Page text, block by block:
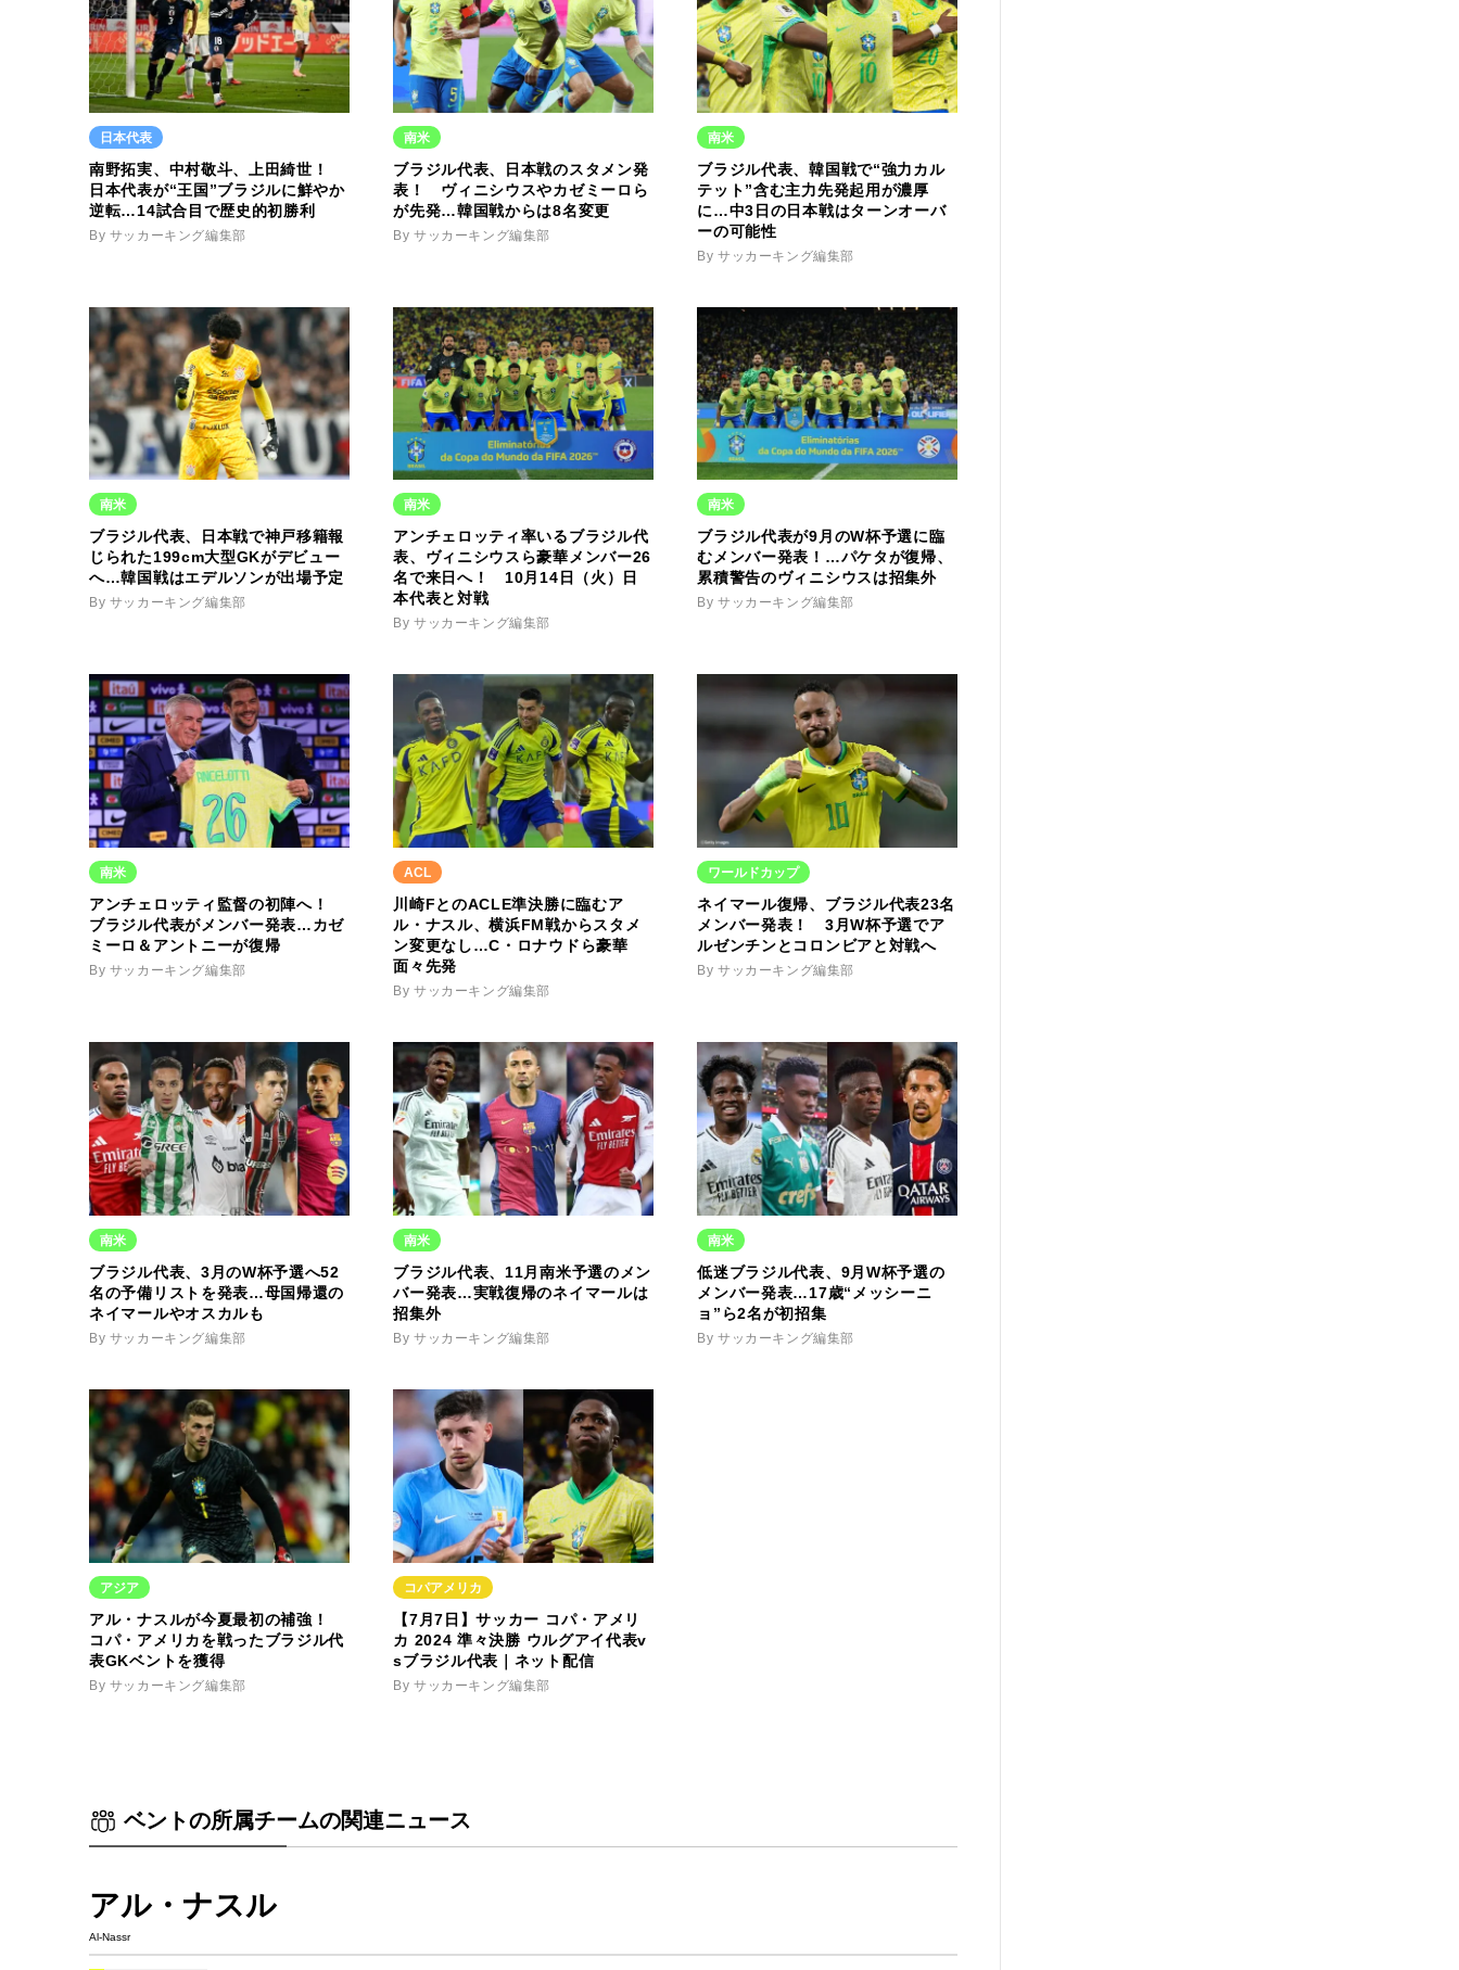
日本代表
南野拓実、中村敬斗、上田綺世！
日本代表が“王国”ブラジルに鮮やか
逆転…14試合目で歴史的初勝利
By サッカーキング編集部
南米
ブラジル代表、日本戦のスタメン発
表！ ヴィニシウスやカゼミーロら
が先発…韓国戦からは8名変更
By サッカーキング編集部
南米
ブラジル代表、韓国戦で“強力カル
テット”含む主力先発起用が濃厚
に…中3日の日本戦はターンオーバ
ーの可能性
By サッカーキング編集部
南米
ブラジル代表、日本戦で神戸移籍報
じられた199cm大型GKがデビュー
へ…韓国戦はエデルソンが出場予定
By サッカーキング編集部
南米
アンチェロッティ率いるブラジル代
表、ヴィニシウスら豪華メンバー26
名で来日へ！ 10月14日（火）日
本代表と対戦
By サッカーキング編集部
南米
ブラジル代表が9月のW杯予選に臨
むメンバー発表！…パケタが復帰、
累積警告のヴィニシウスは招集外
By サッカーキング編集部
南米
アンチェロッティ監督の初陣へ！
ブラジル代表がメンバー発表…カゼ
ミーロ＆アントニーが復帰
By サッカーキング編集部
ACL
川崎FとのACLE準決勝に臨むア
ル・ナスル、横浜FM戦からスタメ
ン変更なし…C・ロナウドら豪華
面々先発
By サッカーキング編集部
ワールドカップ
ネイマール復帰、ブラジル代表23名
メンバー発表！ 3月W杯予選でア
ルゼンチンとコロンビアと対戦へ
By サッカーキング編集部
南米
ブラジル代表、3月のW杯予選へ52
名の予備リストを発表…母国帰還の
ネイマールやオスカルも
By サッカーキング編集部
南米
ブラジル代表、11月南米予選のメン
バー発表…実戦復帰のネイマールは
招集外
By サッカーキング編集部
南米
低迷ブラジル代表、9月W杯予選の
メンバー発表…17歳“メッシーニ
ョ”ら2名が初招集
By サッカーキング編集部
アジア
アル・ナスルが今夏最初の補強！
コパ・アメリカを戦ったブラジル代
表GKベントを獲得
By サッカーキング編集部
コパアメリカ
【7月7日】サッカー コパ・アメリ
カ 2024 準々決勝 ウルグアイ代表v
sブラジル代表｜ネット配信
By サッカーキング編集部
ベントの所属チームの関連ニュース
アル・ナスル
Al-Nassr